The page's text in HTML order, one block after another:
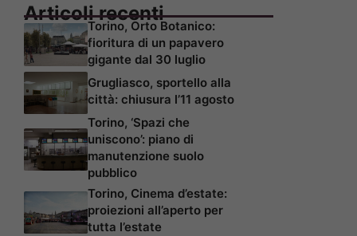
Articoli recenti
Torino, Orto Botanico:
fioritura di un papavero
gigante dal 30 luglio
Grugliasco, sportello alla
città: chiusura l’11 agosto
Torino, ‘Spazi che
uniscono’: piano di
manutenzione suolo
pubblico
Torino, Cinema d’estate:
proiezioni all’aperto per
tutta l’estate